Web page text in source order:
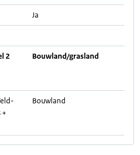
Ja
2
Bouwland/grasland
+
Bouwland